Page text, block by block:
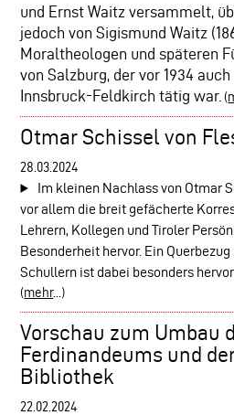
und Ernst Waitz versammelt,
jedoch von Sigismund Waitz
Moraltheologen und späteren
von Salzburg, der vor 1934
Innsbruck-Feldkirch tätig war. (
Otmar Schissel von
28.03.2024
Im kleinen Nachlass von Otmar
vor allem die breit gefächerte
Lehrern, Kollegen und Tiroler
Besonderheit hervor. Ein
Schullern ist dabei besonders
(mehr...)
Vorschau zum Umbau
Ferdinandeums und
Bibliothek
22.02.2024